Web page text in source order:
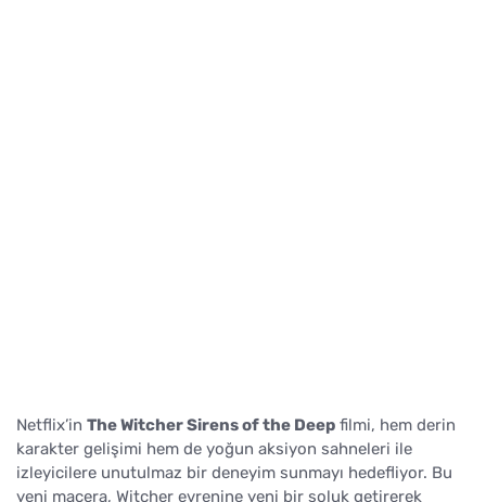
Netflix’in The Witcher Sirens of the Deep filmi, hem derin
karakter gelişimi hem de yoğun aksiyon sahneleri ile
izleyicilere unutulmaz bir deneyim sunmayı hedefliyor. Bu
yeni macera, Witcher evrenine yeni bir soluk getirerek